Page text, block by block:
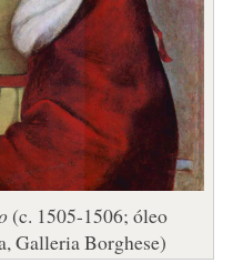
(c. 1505-1506; óleo
Galleria Borghese)